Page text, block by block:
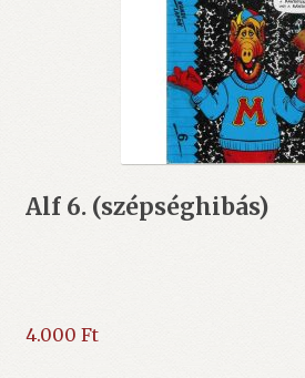
Alf 6. (szépséghibás)
4.000 Ft